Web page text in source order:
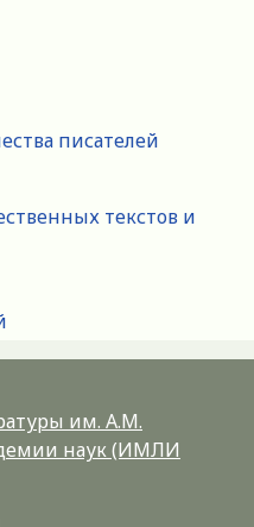
писателей
текстов и
им. А.М.
наук (ИМЛИ